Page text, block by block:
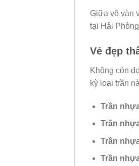
Giữa vô vàn
tại Hải
Vẻ đẹp
Không còn
kỳ loại trần
Trần
Trần
Trần
Trần